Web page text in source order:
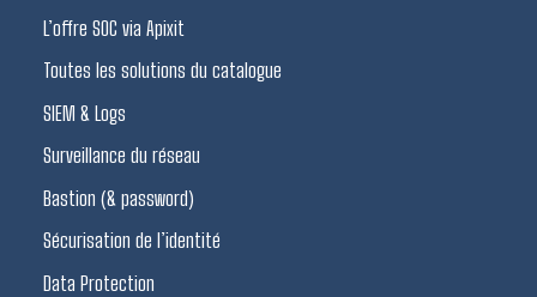
L’offre SOC via Apixit
Toutes les solutions du catalogue
SIEM & Logs
Surveillance du réseau
Bastion (& password)
Sécurisation de l’identité
Data Protection